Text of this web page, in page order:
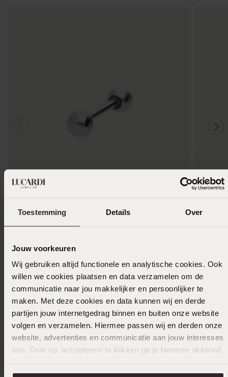
Toestemming Details Over
Jouw voorkeuren
Wij gebruiken altijd functionele en analytische cookies. Ook
willen we cookies plaatsen en data verzamelen om de
communicatie naar jou makkelijker en persoonlijker te
maken. Met deze cookies en data kunnen wij en derde
partijen jouw internetgedrag binnen en buiten onze website
volgen en verzamelen. Hiermee passen wij en derden onze
website, advertenties en communicatie aan jouw interesses
aan. Door op ‘accepteren’ te klikken ga je hiermee akkoord.
over in onscookiebeleid.
1999 17
Alleen
Anderen kochten ook